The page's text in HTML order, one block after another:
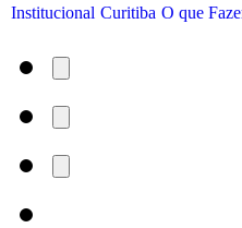
Institucional Curitiba O que